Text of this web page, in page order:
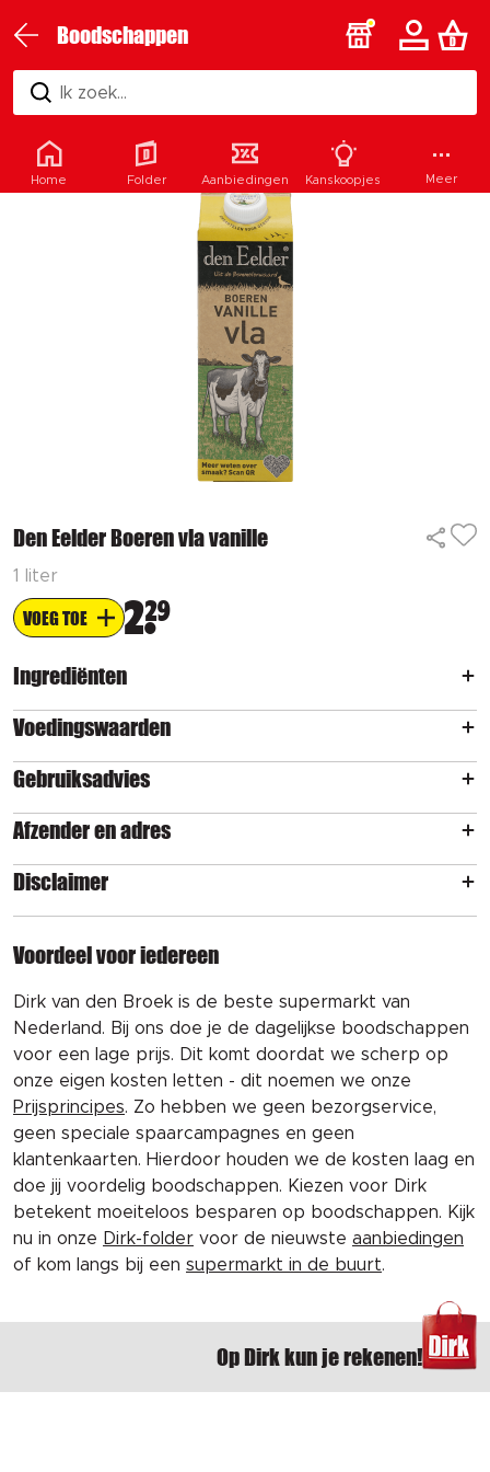
Boodschappen
Ik zoek...
Den Eelder Boeren vla vanille
1 liter
VOEG TOE 229
Ingrediënten
Voedingswaarden
Gebruiksadvies
Afzender en adres
Disclaimer
Voordeel voor iedereen
Dirk van den Broek is de beste supermarkt van
Nederland. Bij ons doe je de dagelijkse boodschappen
voor een lage prijs. Dit komt doordat we scherp op
onze eigen kosten letten - dit noemen we onze
Prijsprincipes. Zo hebben we geen bezorgservice,
geen speciale spaarcampagnes en geen
klantenkaarten. Hierdoor houden we de kosten laag en
doe jij voordelig boodschappen. Kiezen voor Dirk
betekent moeiteloos besparen op boodschappen. Kijk
nu in onze Dirk-folder voor de nieuwste aanbiedingen
of kom langs bij een supermarkt in de buurt.
Op Dirk kun je rekenen!
Home Folder Aanbiedingen Kanskoopjes Meer